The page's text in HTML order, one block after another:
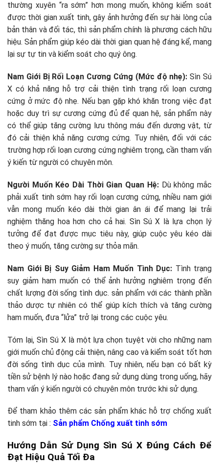
thường xuyên “ra sớm” hơn mong muốn, không kiểm soát
được thời gian xuất tinh, gây ảnh hưởng đến sự hài lòng của
bản thân và đối tác, thì sản phẩm chính là phương cách hữu
hiệu. Sản phẩm giúp kéo dài thời gian quan hệ đáng kể, mang
lại sự tự tin và kiểm soát cho quý ông.
Nam Giới Bị Rối Loạn Cương Cứng (Mức độ nhẹ): Sìn Sú
X có khả năng hỗ trợ cải thiện tình trạng rối loạn cương
cứng ở mức độ nhẹ. Nếu bạn gặp khó khăn trong việc đạt
hoặc duy trì sự cương cứng đủ để quan hệ, sản phẩm này
có thể giúp tăng cường lưu thông máu đến dương vật, từ
đó cải thiện khả năng cương cứng. Tuy nhiên, đối với các
trường hợp rối loạn cương cứng nghiêm trọng, cần tham vấn
ý kiến từ người có chuyên môn.
Người Muốn Kéo Dài Thời Gian Quan Hệ:Dù không mắc
phải xuất tinh sớm hay rối loạn cương cứng, nhiều nam giới
vẫn mong muốn kéo dài thời gian ân ái để mang lại trải
nghiệm thăng hoa hơn cho cả hai. Sìn Sú X là lựa chọn lý
tưởng để đạt được mục tiêu này, giúp cuộc yêu kéo dài
theo ý muốn, tăng cường sự thỏa mãn.
Nam Giới Bị Suy Giảm Ham Muốn Tình Dục: Tình trạng
suy giảm ham muốn có thể ảnh hưởng nghiêm trọng đến
chất lượng đời sống tình dục. sản phẩm với các thành phần
thảo dược tự nhiên có thể giúp kích thích và tăng cường
ham muốn, đưa “lửa” trở lại trong các cuộc yêu.
Tóm lại, Sìn Sú X là một lựa chọn tuyệt vời cho những nam
giới muốn chủ động cải thiện, nâng cao và kiểm soát tốt hơn
đời sống tình dục của mình. Tuy nhiên, nếu bạn có bất kỳ
tiền sử bệnh lý nào hoặc đang sử dụng dùng trong uống, hãy
tham vấn ý kiến người có chuyên môn trước khi sử dụng.
Để tham khảo thêm các sản phẩm khác hỗ trợ chống xuất
tinh sớm tại : Sản phẩm Chống xuất tinh sớm
Hướng Dẫn Sử Dụng Sìn Sú X Đúng Cách Để
Đạt Hiệu Quả Tối Đa